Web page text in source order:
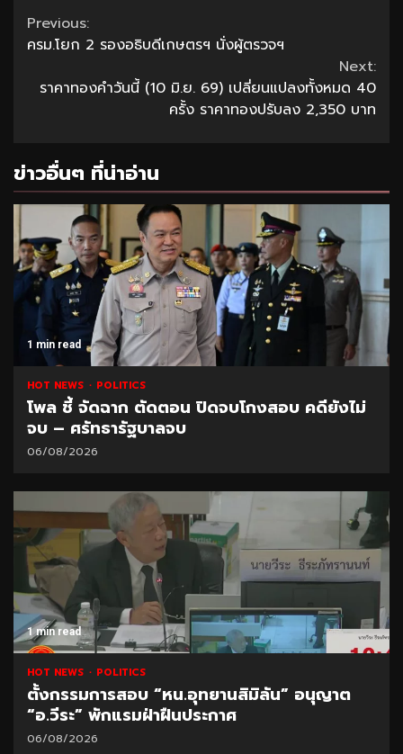
Continue
Reading
Previous:
ครม.โยก 2 รองอธิบดีเกษตรฯ นั่งผู้ตรวจฯ
Next:
ราคาทองคำวันนี้ (10 มิ.ย. 69) เปลี่ยนแปลงทั้งหมด 40
ครั้ง ราคาทองปรับลง 2,350 บาท
ข่าวอื่นๆ ที่น่าอ่าน
1 min read
HOT NEWS POLITICS
โพล ชี้ จัดฉาก ตัดตอน ปิดจบโกงสอบ คดียังไม่
จบ – ศรัทธารัฐบาลจบ
06/08/2026
1 min read
HOT NEWS POLITICS
ตั้งกรรมการสอบ “หน.อุทยานสิมิลัน” อนุญาต
“อ.วีระ” พักแรมฝ่าฝืนประกาศ
06/08/2026